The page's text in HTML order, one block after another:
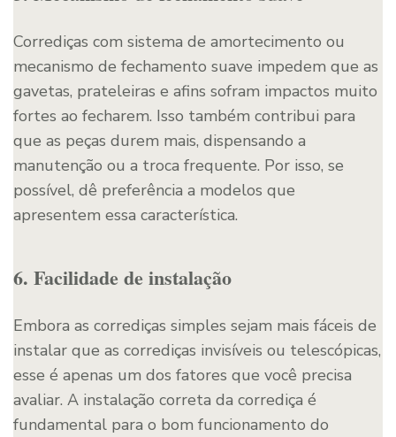
Corrediças com sistema de amortecimento ou
mecanismo de fechamento suave impedem que as
gavetas, prateleiras e afins sofram impactos muito
fortes ao fecharem. Isso também contribui para
que as peças durem mais, dispensando a
manutenção ou a troca frequente. Por isso, se
possível, dê preferência a modelos que
apresentem essa característica.
6. Facilidade de instalação
Embora as corrediças simples sejam mais fáceis de
instalar que as corrediças invisíveis ou telescópicas,
esse é apenas um dos fatores que você precisa
avaliar. A instalação correta da corrediça é
fundamental para o bom funcionamento do